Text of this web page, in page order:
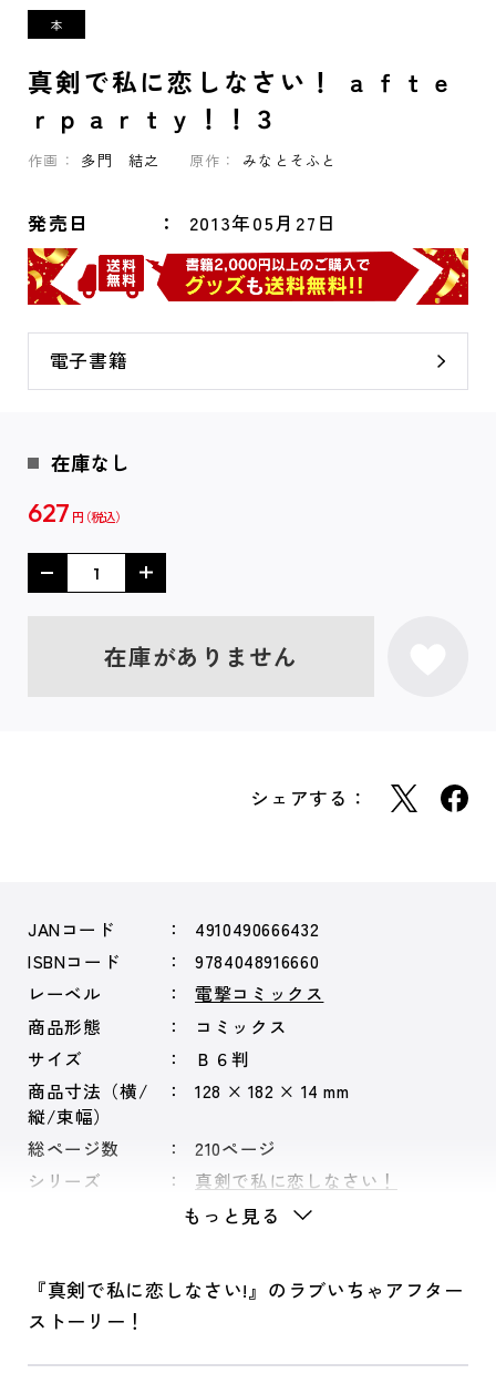
真剣で私に恋しなさい！ ａｆｔｅ
ｒｐａｒｔｙ！！３
作画： 多門 結之 原作： みなとそふと
発売日 2013年05月27日
電子書籍
在庫なし
627 円
在庫がありません
シェアする：
JANコード
4910490666432
ISBNコード
9784048916660
レーベル
電撃コミックス
商品形態
コミックス
サイズ
Ｂ６判
商品寸法（横/
縦/束幅）
128 × 182 × 14 mm
総ページ数
210ページ
シリーズ
真剣で私に恋しなさい！
もっと見る
『真剣で私に恋しなさい!』のラブいちゃアフター
ストーリー！